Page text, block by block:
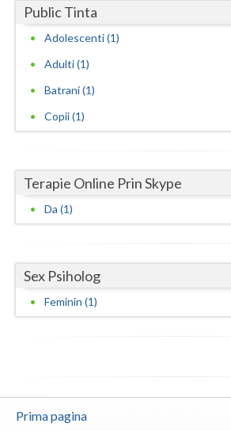
Maramures
Neamt
Prahova
Salaj
Sibiu
Suceava
Tulcea
Public Tinta
Adolescenti (1)
Adulti (1)
Batrani (1)
Copii (1)
Terapie Online Prin Skype
Da (1)
Sex Psiholog
Feminin (1)
Prima pagina